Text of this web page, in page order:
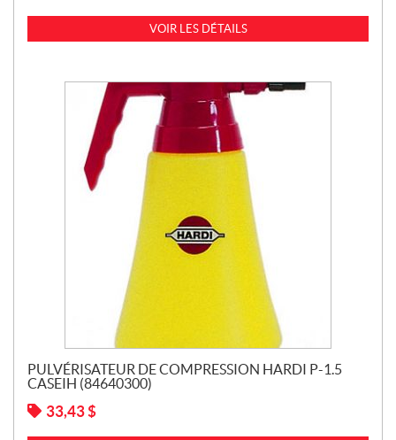
VOIR LES DÉTAILS
PULVÉRISATEUR DE COMPRESSION HARDI P-1.5
CASEIH (84640300)
33,43 $